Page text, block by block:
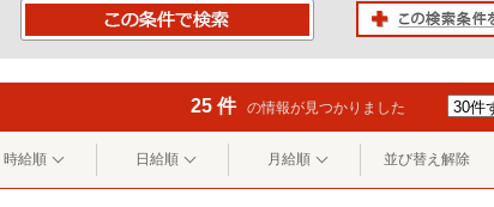
25 件 の情報が見つかりました
時給順 日給順 月給順 並び替え解除